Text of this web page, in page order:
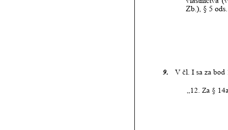
Zb.), § 5
9. V čl. I sa za bod
„12. Za §